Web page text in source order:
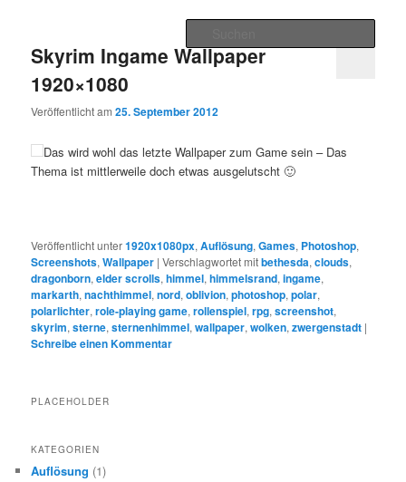
wechseln
wechselnDesktop Wallpaper Gallery
Skyrim Ingame Wallpaper
1920×1080
Veröffentlicht am25. September 2012
Das wird wohl das letzte Wallpaper zum Game sein – Das
Thema ist mittlerweile doch etwas ausgelutscht 🙂
Veröffentlicht unter1920x1080px,Auflösung,Games, Photoshop,
Screenshots,Wallpaper |Verschlagwortet mitbethesda,clouds,
dragonborn,elder scrolls,himmel,himmelsrand,ingame,
markarth,nachthimmel,nord,oblivion,photoshop,polar,
polarlichter,role-playing game,rollenspiel,rpg,screenshot,
skyrim,sterne,sternenhimmel,wallpaper,wolken,zwergenstadt |
Schreibe einen Kommentar
PLACEHOLDER
KATEGORIEN
Auflösung (1)